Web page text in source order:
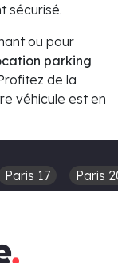
sécurisé.
ou pour
parking
de la
véhicule est en
Paris 17 Paris